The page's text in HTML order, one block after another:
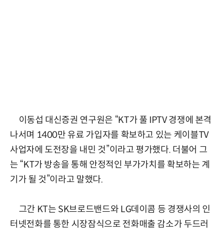
이동섭 대신증권 연구원은 “KT가 풀 IPTV 경쟁에 본격
나서며 1400만 유료 가입자를 확보하고 있는 케이블TV
사업자에 도전장을 내민 것”이라고 평가했다. 더불어 그
는 “KT가 방송을 통해 안정적인 부가가치를 확보하는 계
기가 될 것”이라고 말했다.
그간 KT는 SK브로드밴드와 LG데이콤 등 경쟁사의 인
터넷전화를 통한 시장잠식으로 전화매출 감소가 두드러